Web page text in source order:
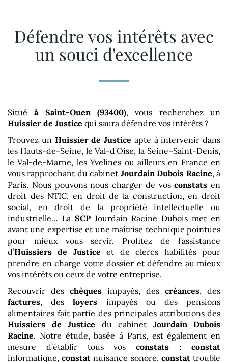
Défendre vos intérêts avec
un souci d'excellence
Situé à Saint-Ouen (93400), vous recherchez un
Huissier de Justice qui saura défendre vos intérêts ?
Trouvez un Huissier de Justice apte à intervenir dans
les Hauts-de-Seine, le Val-d’Oise, la Seine–Saint-Denis,
le Val-de-Marne, les Yvelines ou ailleurs en France en
vous rapprochant du cabinet Jourdain Dubois Racine, à
Paris. Nous pouvons nous charger de vosconstats en
droit des NTIC, en droit de la construction, en droit
social, en droit de la propriété intellectuelle ou
industrielle… La SCPJourdain Racine Dubois met en
avant une expertise et une maîtrise technique pointues
pour mieux vous servir. Profitez de l’assistance
d’Huissiers de Justice et de clercs habilités pour
prendre en charge votre dossier et défendre au mieux
vos intérêts ou ceux de votre entreprise.
Recouvrir des chèques impayés, des créances, des
factures, desloyers impayés ou des pensions
alimentaires fait partie des principales attributions des
Huissiers de Justice du cabinet Jourdain Dubois
Racine. Notre étude, basée à Paris, est également en
mesure d’établir tous vosconstats :constat
informatique,constat nuisance sonore, constattrouble